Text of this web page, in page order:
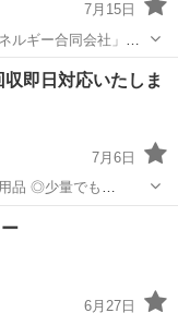
7月15日
ルギー合同会社」
ほしい」「引越しの
なお悩みに幅広く寄
収
即日対応いたしま
7月6日
も
業員1...
6月27日